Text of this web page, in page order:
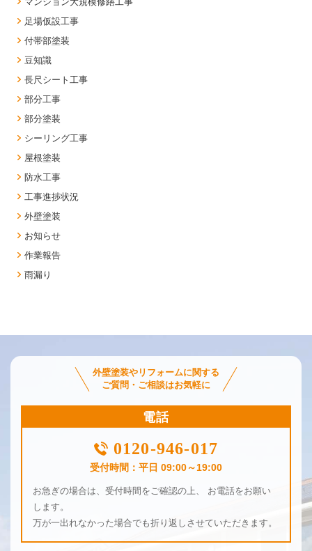
足場仮設工事
付帯部塗装
豆知識
長尺シート工事
部分工事
部分塗装
シーリング工事
屋根塗装
防水工事
工事進捗状況
外壁塗装
お知らせ
作業報告
雨漏り
外壁塗装やリフォームに関する
ご質問・ご相談はお気軽に
電話
0120-946-017
受付時間：平日 09:00～19:00
お急ぎの場合は、受付時間をご確認の上、 お電話をお願い
します。
万が一出れなかった場合でも折り返しさせていただきます。